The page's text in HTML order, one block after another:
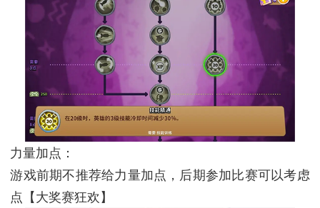
力量加点：
游戏前期不推荐给力量加点，后期参加比赛可以考虑
点【大奖赛狂欢】